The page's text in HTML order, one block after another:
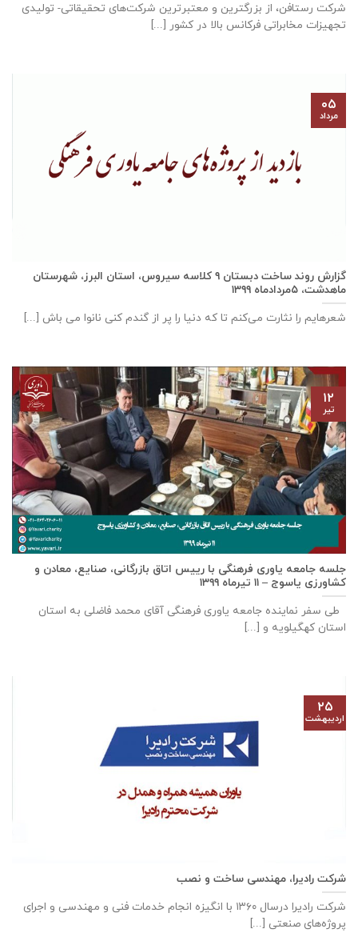
شرکت رستافن، از بزرگترين و معتبرترين شركت‌های تحقیقاتی- توليدی
تجهيزات مخابراتی فركانس بالا در كشور [...]
گزارش روند ساخت دبستان ٩ كلاسه سيروس، استان البرز، شهرستان
ماهدشت، ۵مردادماه ۱۳۹۹
شعرهایم را نثارت می‌کنم تا که دنیا را پر از گندم کنی نانوا می باش [...]
۰۵
مرداد
جلسه جامعه یاوری فرهنگی با رييس اتاق بازرگانی، صنايع، معادن و
كشاورزی ياسوج – ۱۱ تیرماه ۱۳۹۹
طی سفر نماینده جامعه یاوری فرهنگی آقای محمد فاضلی به استان
استان کهگیلویه و [...]
۱۲
تیر
شرکت رادیرا، مهندسی ساخت و نصب
شرکت رادیرا درسال ۱۳۶۰ با انگیزه انجام خدمات فنی و مهندسی و اجرای
پروژه‌های صنعتی [...]
۲۵
اردیبهشت